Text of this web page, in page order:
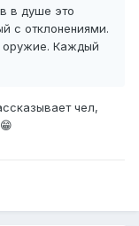
в душе это
с отклонениями.
оружие. Каждый
чел,